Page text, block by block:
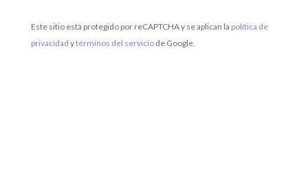
Este sitio está protegido por reCAPTCHA y se aplican la política de
privacidad ytérminos del serviciode Google.